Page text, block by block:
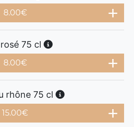
8.00€
75 cl
8.00€
rhône 75 cl
15.00€